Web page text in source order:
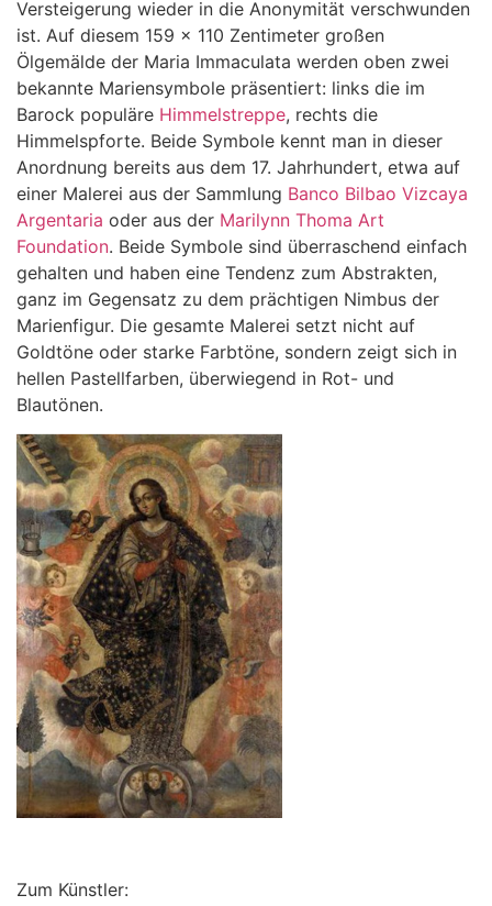
Versteigerung wieder in die Anonymität verschwunden
ist. Auf diesem 159 x 110 Zentimeter großen
Ölgemälde der Maria Immaculata werden oben zwei
bekannte Mariensymbole präsentiert: links die im
Barock populäre Himmelstreppe, rechts die
Himmelspforte. Beide Symbole kennt man in dieser
Anordnung bereits aus dem 17. Jahrhundert, etwa auf
einer Malerei aus der Sammlung Banco Bilbao Vizcaya
Argentaria oder aus der Marilynn Thoma Art
Foundation. Beide Symbole sind überraschend einfach
gehalten und haben eine Tendenz zum Abstrakten,
ganz im Gegensatz zu dem prächtigen Nimbus der
Marienfigur. Die gesamte Malerei setzt nicht auf
Goldtöne oder starke Farbtöne, sondern zeigt sich in
hellen Pastellfarben, überwiegend in Rot- und
Blautönen.
Zum Künstler: